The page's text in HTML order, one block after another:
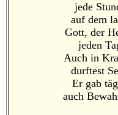
jede
auf dem
Gott, der
jeden
Auch in
durftest
Er gab
auch